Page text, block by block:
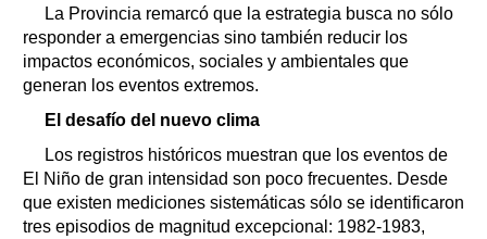
La Provincia remarcó que la estrategia busca no sólo
responder a emergencias sino también reducir los
impactos económicos, sociales y ambientales que
generan los eventos extremos.
El desafío del nuevo clima
Los registros históricos muestran que los eventos de
El Niño de gran intensidad son poco frecuentes. Desde
que existen mediciones sistemáticas sólo se identificaron
tres episodios de magnitud excepcional: 1982-1983,